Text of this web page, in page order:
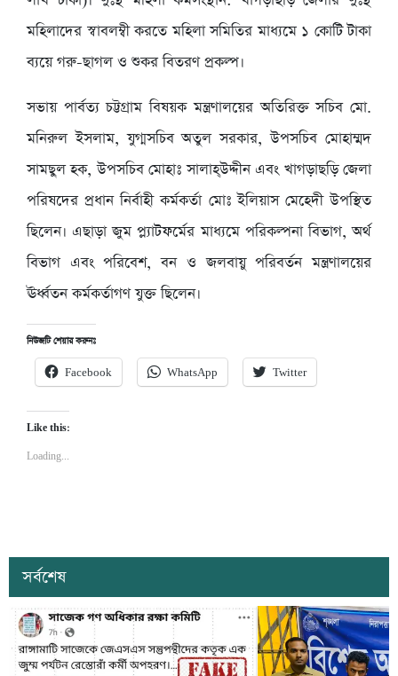
মহিলাদের স্বাবলম্বী করতে মহিলা সমিতির মাধ্যমে ১ কোটি টাকা
ব্যয়ে গরু-ছাগল ও শুকর বিতরণ প্রকল্প।
সভায় পার্বত্য চট্টগ্রাম বিষয়ক মন্ত্রণালয়ের অতিরিক্ত সচিব মো.
মনিরুল ইসলাম, যুগ্মসচিব অতুল সরকার, উপসচিব মোহাম্মদ
সামছুল হক, উপসচিব মোহাঃ সালাহ্উদ্দীন এবং খাগড়াছড়ি জেলা
পরিষদের প্রধান নির্বাহী কর্মকর্তা মোঃ ইলিয়াস মেহেদী উপস্থিত
ছিলেন। এছাড়া জুম প্ল্যাটফর্মের মাধ্যমে পরিকল্পনা বিভাগ, অর্থ
বিভাগ এবং পরিবেশ, বন ও জলবায়ু পরিবর্তন মন্ত্রণালয়ের
ঊর্ধ্বতন কর্মকর্তাগণ যুক্ত ছিলেন।
নিউজটি শেয়ার করুনঃ
Facebook WhatsApp Twitter
Like this:
Loading...
সর্বশেষ